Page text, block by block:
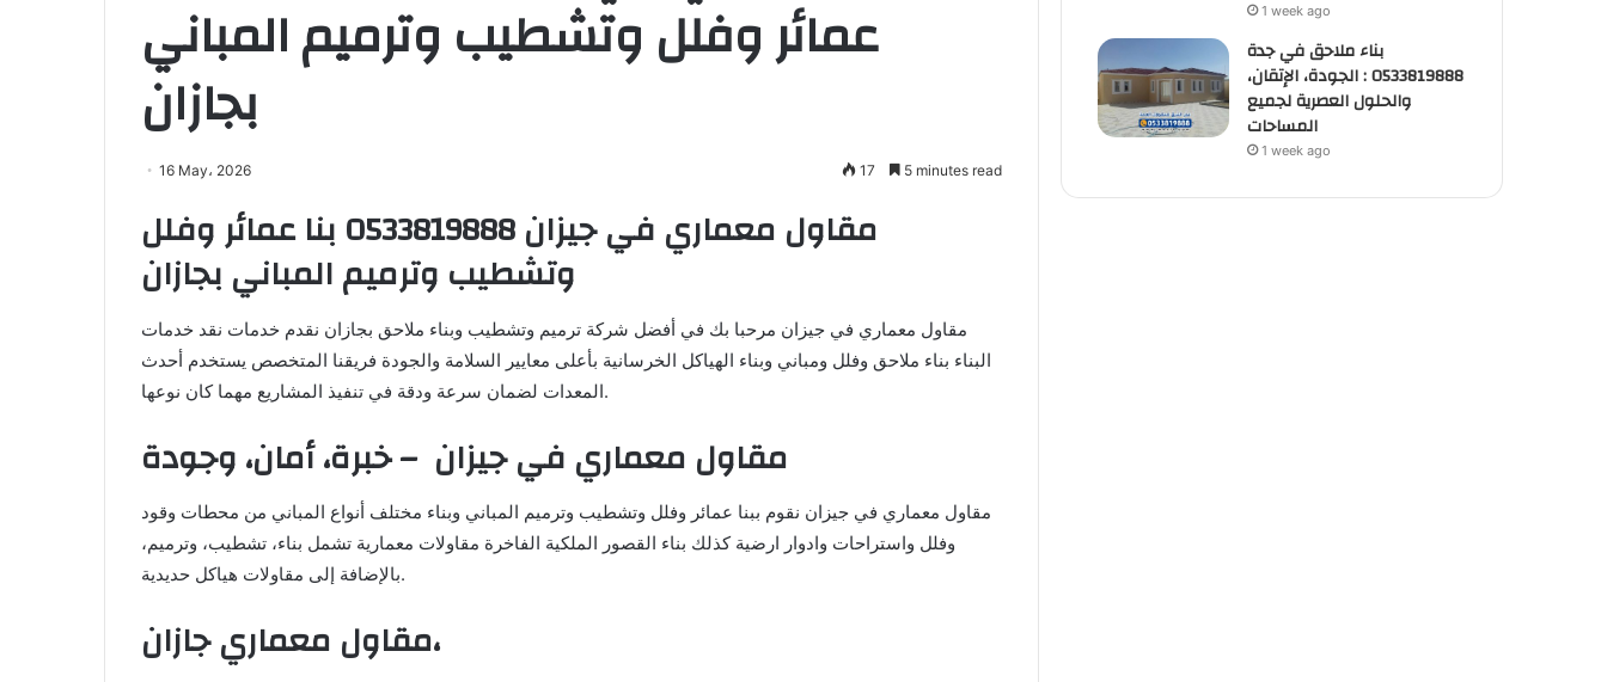
عمائر وفلل وتشطيب وترميم المباني
بجازان
16 May، 2026 17 5 minutes read
مقاول معماري في جيزان 0533819888 بنا عمائر وفلل
وتشطيب وترميم المباني بجازان
مقاول معماري في جيزان مرحبا بك في أفضل شركة ترميم وتشطيب وبناء ملاحق بجازان نقدم خدمات نقد خدمات
البناء بناء ملاحق وفلل ومباني وبناء الهياكل الخرسانية بأعلى معايير السلامة والجودة فريقنا المتخصص يستخدم أحدث
المعدات لضمان سرعة ودقة في تنفيذ المشاريع مهما كان نوعها.
مقاول معماري في جيزان – خبرة، أمان، وجودة
مقاول معماري في جيزان نقوم ببنا عمائر وفلل وتشطيب وترميم المباني وبناء مختلف أنواع المباني من محطات وقود
وفلل واستراحات وادوار ارضية كذلك بناء القصور الملكية الفاخرة مقاولات معمارية تشمل بناء، تشطيب، وترميم،
بالإضافة إلى مقاولات هياكل حديدية.
مقاول معماري جازان،
1 week ago
بناء ملاحق في جدة
0533819888 : الجودة، الإتقان،
والحلول العصرية لجميع
المساحات
1 week ago